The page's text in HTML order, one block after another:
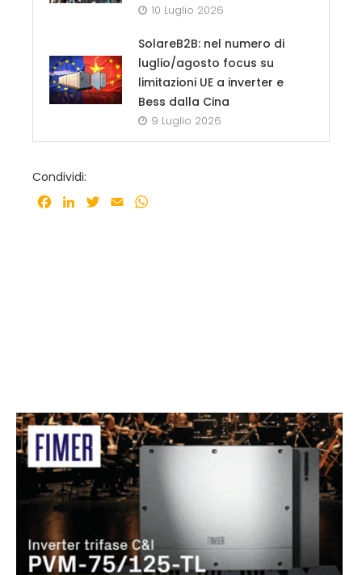
10 Luglio 2026
SolareB2B: nel numero di
luglio/agosto focus su
limitazioni UE a inverter e
Bess dalla Cina
9 Luglio 2026
Condividi:
Facebook
LinkedInTwitter
Email